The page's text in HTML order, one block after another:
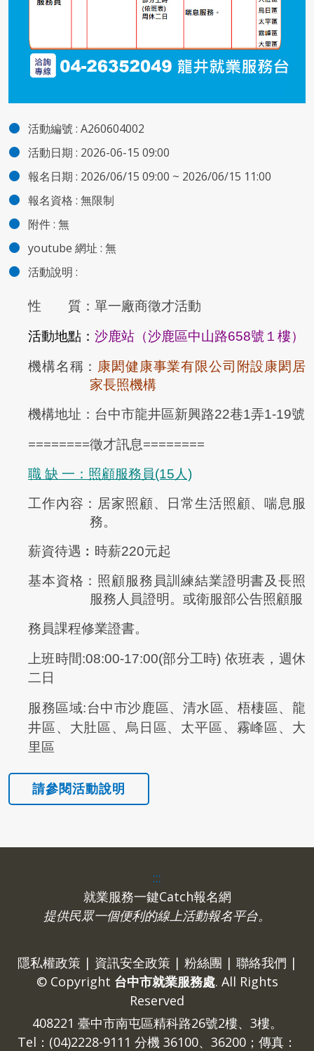
活動編號 : A260604002
活動日期 : 2026-06-15 09:00
報名日期 : 2026/06/15 09:00 ~ 2026/06/15 11:00
報名資格 : 無限制
附件: 無
youtube 網址 : 無
活動說明 :
性 質：單一廠商徵才活動
活動地點： 沙鹿站（沙鹿區中山路658號１樓）
機構名稱： 康閎健康事業有限公司附設康閎居
家長照機構
機構地址：台中市龍井區新興路22巷1弄1-19號
========徵才訊息========
職 缺 一：照顧服務員(15人)
工作內容：居家照顧、日常生活照顧、喘息服
務。
薪資待遇︰時薪220元起
基本資格：照顧服務員訓練結業證明書及長照
服務人員證明。或衛服部公告照顧服
務員課程修業證書。
上班時間:08:00-17:00(部分工時) 依班表， 週休
二日
服務區域:台中市沙鹿區、清水區、梧棲區、龍
井區、大肚區、烏日區、太平區、霧峰區、大
里區
:::
就業服務一鍵Catch報名網
提供民眾一個便利的線上活動報名平台。
隱私權政策| 資訊安全政策| 粉絲團 | 聯絡我們 |
© Copyright 台中市就業服務處. All Rights
Reserved
408221 臺中市南屯區精科路26號2樓、3樓。
Tel：(04)2228-9111 分機 36100、36200；傳真：